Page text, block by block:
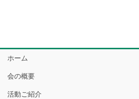
ホーム
会の概要
活動ご紹介